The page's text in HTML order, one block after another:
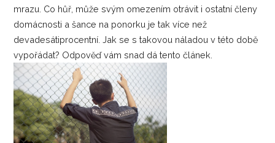
mrazu. Co hůř, může svým omezením otrávit i ostatní členy
domácnosti a šance na ponorku je tak více než
devadesátiprocentní. Jak se s takovou náladou v této době
vypořádat? Odpověď vám snad dá tento článek.